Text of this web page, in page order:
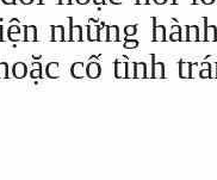
những
cố tình